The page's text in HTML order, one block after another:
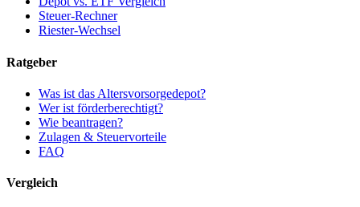
Steuer-Rechner
Riester-Wechsel
Ratgeber
Was ist das Altersvorsorgedepot?
Wer ist förderberechtigt?
Wie beantragen?
Zulagen & Steuervorteile
FAQ
Vergleich